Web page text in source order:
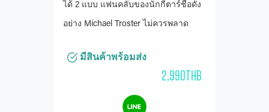
ได้ 2 แบบ แฟนคลับของนักกีตาร์ชื่อดัง
อย่าง Michael Troster ไม่ควรพลาด
มีสินค้าพร้อมส่ง
2,990THB